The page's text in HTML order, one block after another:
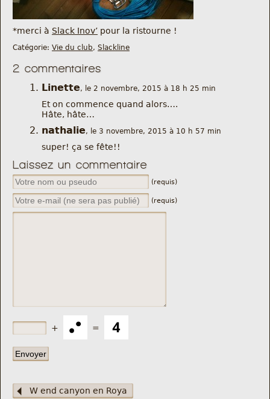
Crazy Gums
Rechercher
*merci à Slack Inov’ pour la ristourne !
Catégorie: Vie du club, Slackline
2 commentaires
Linette, le 2 novembre, 2015 à 18 h 25 min
Et on commence quand alors….
Hâte, hâte…
nathalie, le 3 novembre, 2015 à 10 h 57 min
super! ça se fête!!
Laissez un commentaire
(requis)
(requis)
+ =
W end canyon en Roya